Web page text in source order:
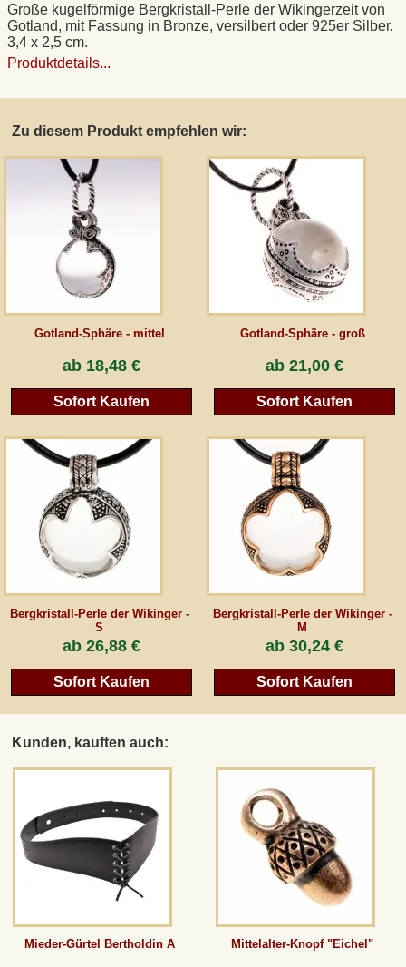
Große kugelförmige Bergkristall-Perle der Wikingerzeit von
Gotland, mit Fassung in Bronze, versilbert oder 925er Silber.
3,4 x 2,5 cm.
Produktdetails...
Zu diesem Produkt empfehlen wir:
Gotland-Sphäre - mittel
ab 18,48 €
Sofort Kaufen
Gotland-Sphäre - groß
ab 21,00 €
Sofort Kaufen
Bergkristall-Perle der Wikinger -
S
ab 26,88 €
Sofort Kaufen
Bergkristall-Perle der Wikinger -
M
ab 30,24 €
Sofort Kaufen
Kunden, kauften auch:
Mieder-Gürtel Bertholdin A Mittelalter-Knopf "Eichel"
Widerrufsrecht
Anfertigung von Museumsrepliken
Gästebuch
Newsletter
Vertrag wiederrufen
eventueller Zölle (bei Nicht-EU-Ländern). Durchgestrichene Preise entsprechen dem
bisherigen Preis bei peraperis.com.
Zur klassischen Website